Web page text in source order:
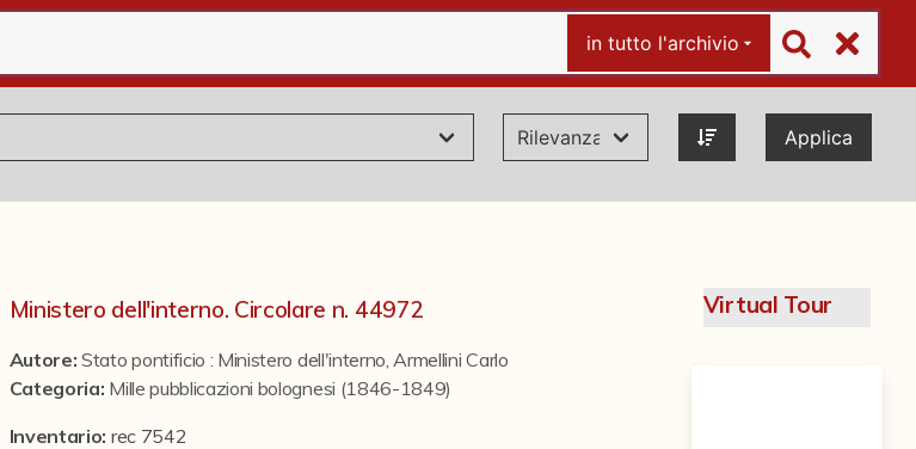
in tutto l'archivio
Applica
Ministero dell'interno. Circolare n. 44972
Autore:Stato pontificio : Ministero dell'interno,Armellini Carlo
Categoria: Mille pubblicazioni bolognesi (1846-1849)
Inventario: rec 7542
Virtual Tour